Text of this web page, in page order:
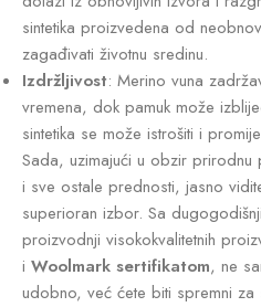
sintetika proizvedena od
zagađivati životnu sredinu.
Izdržljivost: Merino vuna
vremena, dok pamuk može
sintetika se može istrošiti i
Sada, uzimajući u obzir prirodnu
i sve ostale prednosti, jasno
superioran izbor. Sa
proizvodnji visokokvalitetnih
i Woolmark sertifikatom, ne
udobno, već ćete biti spremni za